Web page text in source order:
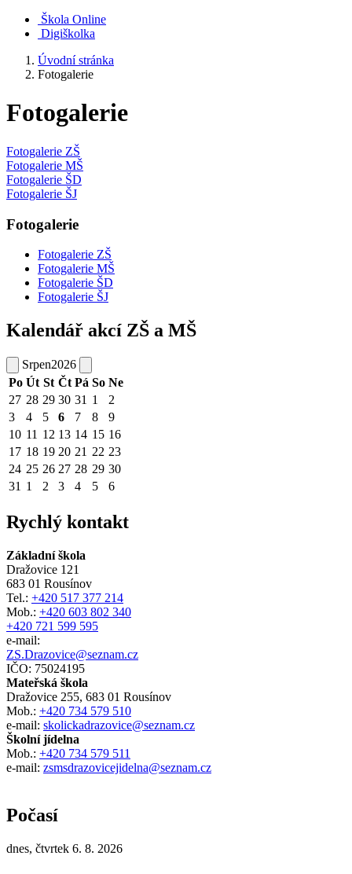
Škola Online
Digiškolka
Úvodní stránka
Fotogalerie
Fotogalerie
Fotogalerie ZŠ
Fotogalerie MŠ
Fotogalerie ŠD
Fotogalerie ŠJ
Fotogalerie
Fotogalerie ZŠ
Fotogalerie MŠ
Fotogalerie ŠD
Fotogalerie ŠJ
Kalendář akcí ZŠ a MŠ
Srpen2026
Po Út St Čt Pá So Ne
27 28 29 30 31 1
2
3
4 5 6 7 8
9
10 11 12 13 14 15 16
17 18 19 20 21 22 23
24 25 26 27 28 29 30
31 1 2 3 4 5 6
Rychlý kontakt
Základní škola
Dražovice 121
683 01 Rousínov
Tel.: +420 517 377 214
Mob.: +420 603 802 340
+420 721 599 595
e-mail:
ZS.Drazovice@seznam.cz
IČO: 75024195
Mateřská škola
Dražovice 255, 683 01 Rousínov
Mob.: +420 734 579 510
e-mail: skolickadrazovice@seznam.cz
Školní jídelna
Mob.: +420 734 579 511
e-mail: zsmsdrazovicejidelna@seznam.cz
Počasí
dnes, čtvrtek 6. 8. 2026